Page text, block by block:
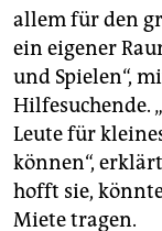
allem für den
ein eigener
und Spielen“,
Hilfesuchende.
Leute für
können“,
hofft sie,
Miete tragen.